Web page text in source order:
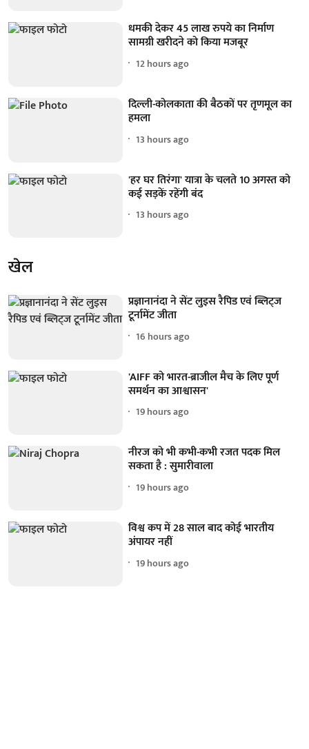
धमकी देकर 45 लाख रुपये का निर्माण
सामग्री खरीदने को किया मजबूर
12 hours ago
दिल्ली-कोलकाता की बैठकों पर तृणमूल का
हमला
13 hours ago
'हर घर तिरंगा' यात्रा के चलते 10 अगस्त को
कई सड़कें रहेंगी बंद
13 hours ago
खेल
प्रज्ञानानंदा ने सेंट लुइस रैपिड एवं ब्लिट्ज
टूर्नामेंट जीता
16 hours ago
'AIFF को भारत-ब्राजील मैच के लिए पूर्ण
समर्थन का आश्वासन'
19 hours ago
नीरज को भी कभी-कभी रजत पदक मिल
सकता है : सुमारीवाला
19 hours ago
विश्व कप में 28 साल बाद कोई भारतीय
अंपायर नहीं
19 hours ago